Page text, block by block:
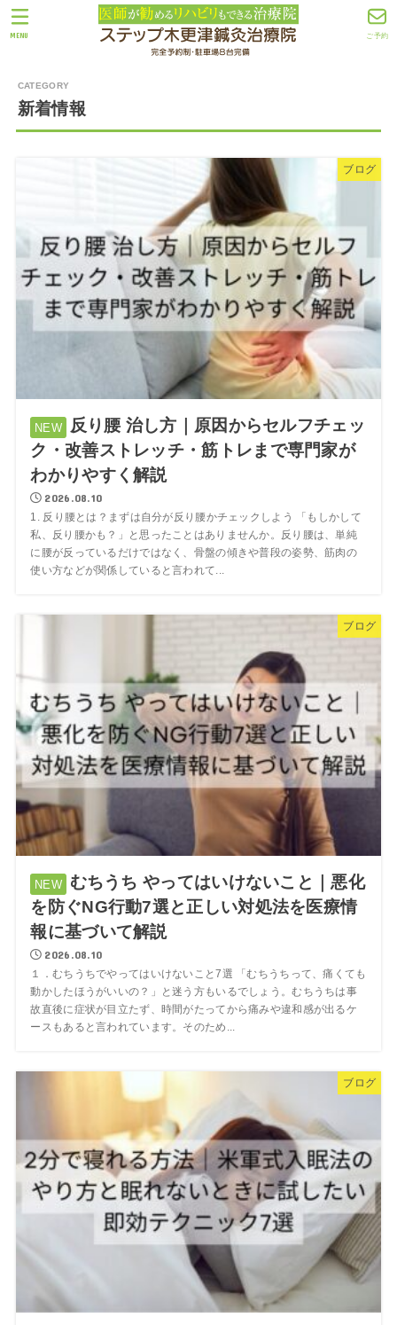
ご予約
MENU
新着情報
ブログ
反り腰 治し方｜原因からセルフチェッ
ク・改善ストレッチ・筋トレまで専門家が
わかりやすく解説
2026.08.10
1. 反り腰とは？まずは自分が反り腰かチェックしよう 「もしかして
私、反り腰かも？」と思ったことはありませんか。反り腰は、単純
に腰が反っているだけではなく、骨盤の傾きや普段の姿勢、筋肉の
使い方などが関係していると言われて...
ブログ
むちうち やってはいけないこと｜悪化
を防ぐNG行動7選と正しい対処法を医療情
報に基づいて解説
2026.08.10
１．むちうちでやってはいけないこと7選 「むちうちって、痛くても
動かしたほうがいいの？」と迷う方もいるでしょう。むちうちは事
故直後に症状が目立たず、時間がたってから痛みや違和感が出るケ
ースもあると言われています。そのため...
ブログ